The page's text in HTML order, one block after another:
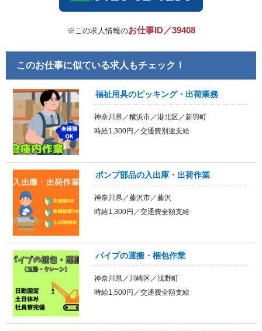
※この求人情報のお仕事ID／39408
このお仕事に似ている求人もチェック！
福祉用具のピッキング・出荷業務
神奈川県／横浜市／港北区／新羽町
時給1,300円／交通費別途支給
ポンプ部品の入出庫・出荷作業
神奈川県／藤沢市／藤沢
時給1,300円／交通費全額支給
パイプの運搬・梱包作業
神奈川県／川崎区／浅野町
時給1,500円／交通費全額支給